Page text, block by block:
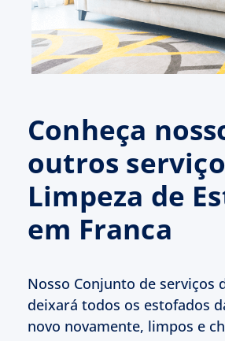
Conheça
outros
Limpeza de
em Franca
Nosso Conjunto de serviços
deixará todos os estofados
novo novamente, limpos e